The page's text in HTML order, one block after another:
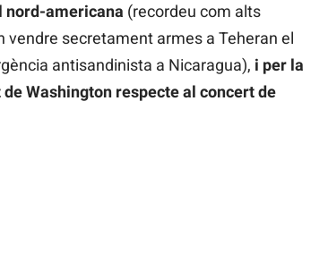
nord-americana (recordeu com alts
vendre secretament armes a Teheran el
antisandinista a Nicaragua), i per la
Washington respecte al concert de